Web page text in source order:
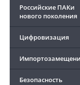
Российские ПАКи
нового поколения
Цифровизация
Безопасность